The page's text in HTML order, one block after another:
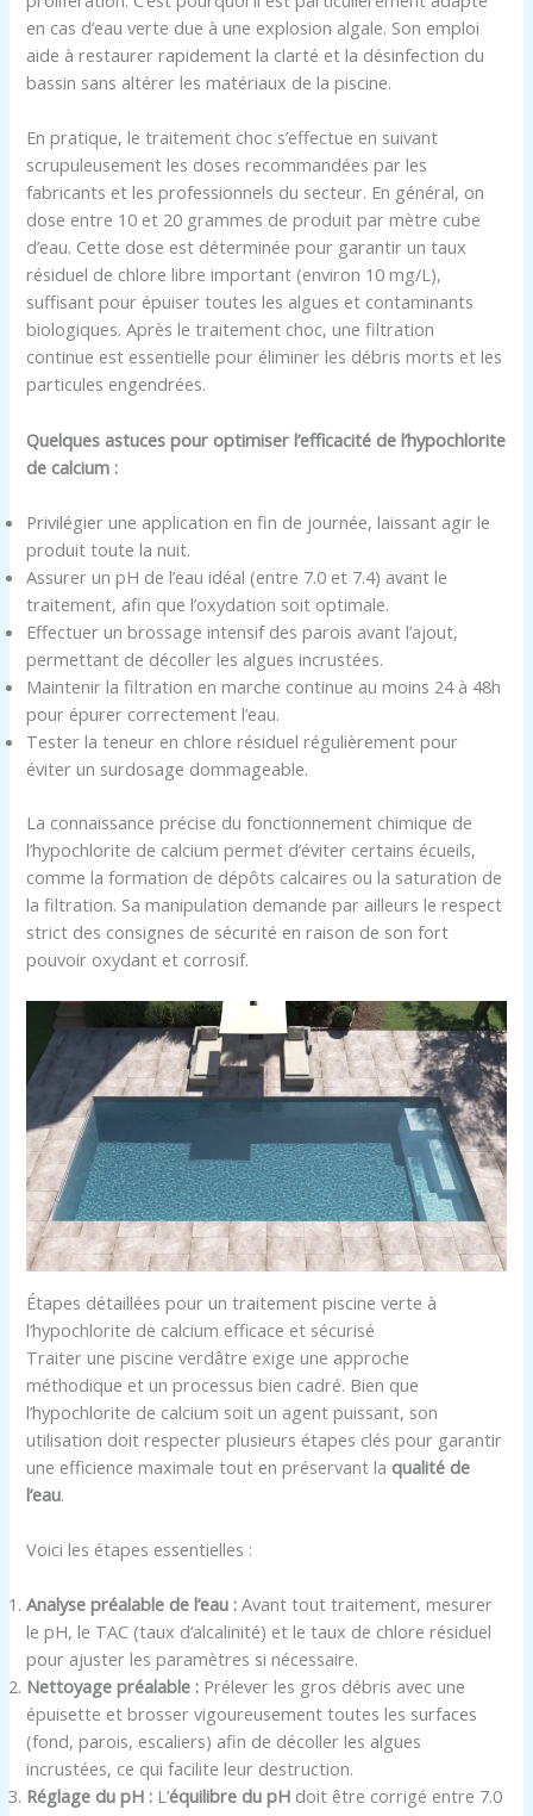
en cas d’eau verte due à une explosion algale. Son emploi
aide à restaurer rapidement la clarté et la désinfection du
bassin sans altérer les matériaux de la piscine.
En pratique, le traitement choc s’effectue en suivant
scrupuleusement les doses recommandées par les
fabricants et les professionnels du secteur. En général, on
dose entre 10 et 20 grammes de produit par mètre cube
d’eau. Cette dose est déterminée pour garantir un taux
résiduel de chlore libre important (environ 10 mg/L),
suffisant pour épuiser toutes les algues et contaminants
biologiques. Après le traitement choc, une filtration
continue est essentielle pour éliminer les débris morts et les
particules engendrées.
Quelques astuces pour optimiser l’efficacité de l’hypochlorite
de calcium :
Privilégier une application en fin de journée, laissant agir le
produit toute la nuit.
Assurer un pH de l’eau idéal (entre 7.0 et 7.4) avant le
traitement, afin que l’oxydation soit optimale.
Effectuer un brossage intensif des parois avant l’ajout,
permettant de décoller les algues incrustées.
Maintenir la filtration en marche continue au moins 24 à 48h
pour épurer correctement l’eau.
Tester la teneur en chlore résiduel régulièrement pour
éviter un surdosage dommageable.
La connaissance précise du fonctionnement chimique de
l’hypochlorite de calcium permet d’éviter certains écueils,
comme la formation de dépôts calcaires ou la saturation de
la filtration. Sa manipulation demande par ailleurs le respect
strict des consignes de sécurité en raison de son fort
pouvoir oxydant et corrosif.
Étapes détaillées pour un traitement piscine verte à
l’hypochlorite de calcium efficace et sécurisé
Traiter une piscine verdâtre exige une approche
méthodique et un processus bien cadré. Bien que
l’hypochlorite de calcium soit un agent puissant, son
utilisation doit respecter plusieurs étapes clés pour garantir
une efficience maximale tout en préservant la qualité de
l’eau.
Voici les étapes essentielles :
Analyse préalable de l’eau : Avant tout traitement, mesurer
le pH, le TAC (taux d’alcalinité) et le taux de chlore résiduel
pour ajuster les paramètres si nécessaire.
Nettoyage préalable : Prélever les gros débris avec une
épuisette et brosser vigoureusement toutes les surfaces
(fond, parois, escaliers) afin de décoller les algues
incrustées, ce qui facilite leur destruction.
Réglage du pH : L’équilibre du pH doit être corrigé entre 7.0